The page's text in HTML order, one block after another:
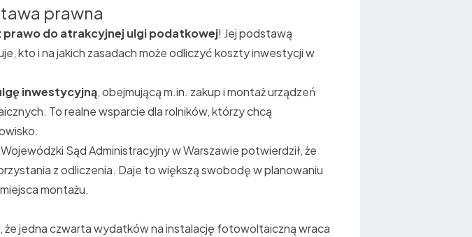
prawna
prawo do atrakcyjnej ulgi podatkowej! Jej podstawą
kto i na jakich zasadach może odliczyć koszty inwestycji w
inwestycyjną, obejmującą m.in. zakup i montaż urządzeń
To realne wsparcie dla rolników, którzy chcą
Wojewódzki Sąd Administracyjny w Warszawie potwierdził, że
z odliczenia. Daje to większą swobodę w planowaniu
montażu.
że jedna czwarta wydatków na instalację fotowoltaiczną wraca